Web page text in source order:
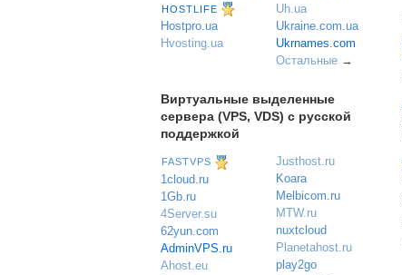
HOSTLIFE
Hostpro.ua
Hvosting.ua
Uh.ua
Ukraine.com.ua
Ukrnames.com
Остальные →
Виртуальные выделенные
сервера (VPS, VDS) с русской
поддержкой
FASTVPS
1cloud.ru
1Gb.ru
4Server.su
62yun.com
AdminVPS.ru
Ahost.eu
Justhost.ru
Koara
Melbicom.ru
MTW.ru
nuxtcloud
Planetahost.ru
play2go